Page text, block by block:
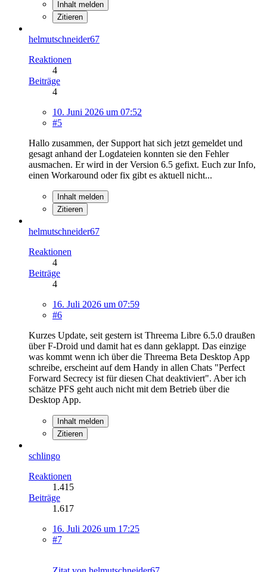
Inhalt melden
Zitieren
helmutschneider67
Reaktionen
4
Beiträge
4
10. Juni 2026 um 07:52
#5
Hallo zusammen, der Support hat sich jetzt gemeldet und
gesagt anhand der Logdateien konnten sie den Fehler
ausmachen. Er wird in der Version 6.5 gefixt. Euch zur Info,
einen Workaround oder fix gibt es aktuell nicht...
Inhalt melden
Zitieren
helmutschneider67
Reaktionen
4
Beiträge
4
16. Juli 2026 um 07:59
#6
Kurzes Update, seit gestern ist Threema Libre 6.5.0 draußen
über F-Droid und damit hat es dann geklappt. Das einzige
was kommt wenn ich über die Threema Beta Desktop App
schreibe, erscheint auf dem Handy in allen Chats "Perfect
Forward Secrecy ist für diesen Chat deaktiviert". Aber ich
schätze PFS geht auch nicht mit dem Betrieb über die
Desktop App.
Inhalt melden
Zitieren
schlingo
Reaktionen
1.415
Beiträge
1.617
16. Juli 2026 um 17:25
#7